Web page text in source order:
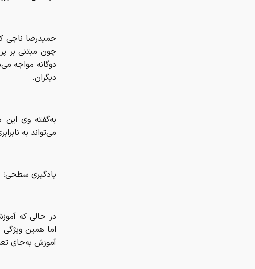
حمیدرضا ناجی
چون مبتنی بر
دوگانه مواجه
دیگران.
به‌گفته وی این
می‌تواند به
یادگیری
در حالی که
اما همین
آموزش به‌جای